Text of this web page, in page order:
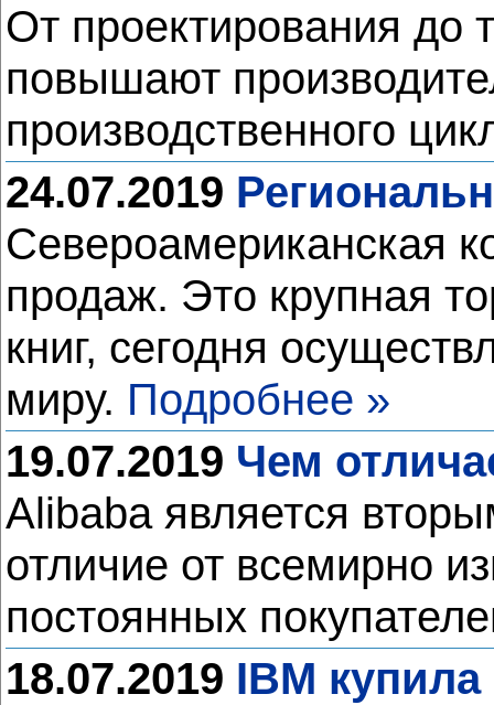
От проектирования до
повышают
производственного
24.07.2019
Североамериканская
продаж. Это крупная
книг, сегодня
миру. Подробнее »
19.07.2019 Чем
Alibaba является
отличие от всемирно
постоянных
18.07.2019 IBM